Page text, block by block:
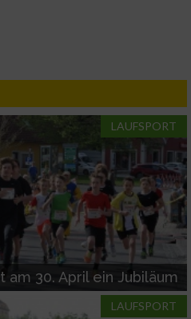
LAUFSPORT
30. April ein Jubiläum
LAUFSPORT